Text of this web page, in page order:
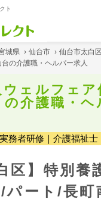
ト
城県 › 仙台市 › 仙台市太白区
の介護職・ヘルパー求人
ェルフェア
介護職・ヘ
務者研修｜介護福祉士
区】特別養
パート/長町